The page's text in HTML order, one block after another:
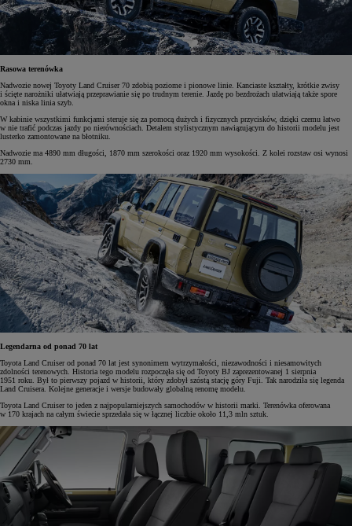
Rasowa terenówka
Nadwozie nowej Toyoty Land Cruiser 70 zdobią poziome i pionowe linie. Kanciaste kształty, krótkie zwisy
i ścięte narożniki ułatwiają przeprawianie się po trudnym terenie. Jazdę po bezdrożach ułatwiają także spore
okna i niska linia szyb.
W kabinie wszystkimi funkcjami steruje się za pomocą dużych i fizycznych przycisków, dzięki czemu łatwo
w nie trafić podczas jazdy po nierównościach. Detalem stylistycznym nawiązującym do historii modelu jest
lusterko zamontowane na błotniku.
Nadwozie ma 4890 mm długości, 1870 mm szerokości oraz 1920 mm wysokości. Z kolei rozstaw osi wynosi
2730 mm.
Legendarna od ponad 70 lat
Toyota Land Cruiser od ponad 70 lat jest synonimem wytrzymałości, niezawodności i niesamowitych
zdolności terenowych. Historia tego modelu rozpoczęła się od Toyoty BJ zaprezentowanej 1 sierpnia
1951 roku. Był to pierwszy pojazd w historii, który zdobył szóstą stację góry Fuji. Tak narodziła się legenda
Land Cruisera. Kolejne generacje i wersje budowały globalną renomę modelu.
Toyota Land Cruiser to jeden z najpopularniejszych samochodów w historii marki. Terenówka oferowana
w 170 krajach na całym świecie sprzedała się w łącznej liczbie około 11,3 mln sztuk.